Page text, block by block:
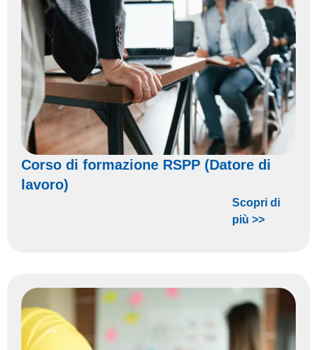
Corso di formazione RSPP (Datore di
lavoro)
Scopri di
più >>